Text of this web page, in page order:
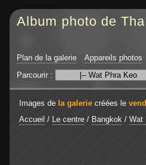
Album photo de
Plan de la galerie Appareils photos
Parcourir :
Images de la galerie créées le
Accueil / Le centre / Bangkok / Wat